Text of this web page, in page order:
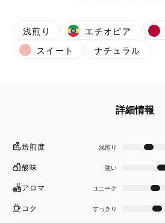
浅煎り エチオピア
スイート
ナチュラル
詳細情報
焙煎度 浅煎り
酸味 強い
アロマ ユニーク
コク すっきり